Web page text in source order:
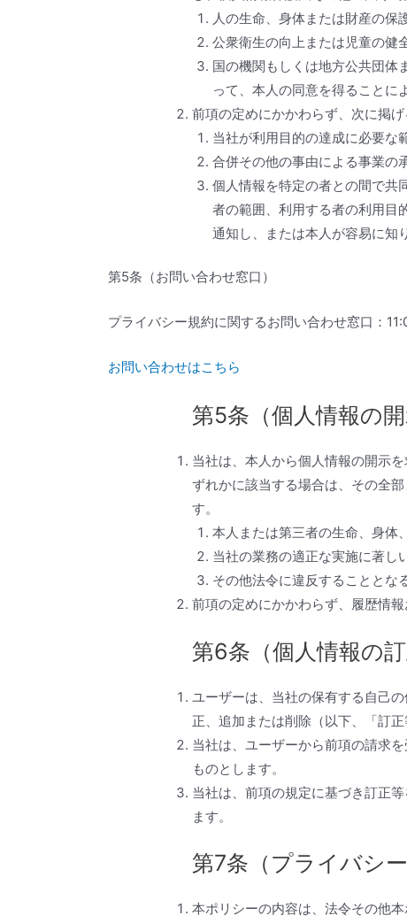
人の生命、身体または財産の保
公衆衛生の向上または児童の健
国の機関もしくは地方公共団体
って、本人の同意を得ることに
前項の定めにかかわらず、次に掲
当社が利用目的の達成に必要な
合併その他の事由による事業の
個人情報を特定の者との間で共
者の範囲、利用する者の利用目
通知し、または本人が容易に知
第5条（お問い合わせ窓口）
プライバシー規約に関するお問い合わせ窓口：
お問い合わせはこちら
第5条（個人情報の開
当社は、本人から個人情報の開示
ずれかに該当する場合は、その全
す。
本人または第三者の生命、身体
当社の業務の適正な実施に著し
その他法令に違反することとな
前項の定めにかかわらず、履歴情
第6条（個人情報の
ユーザーは、当社の保有する自己
正、追加または削除（以下、「訂
当社は、ユーザーから前項の請求
ものとします。
当社は、前項の規定に基づき訂正
ます。
第7条（プライバシ
本ポリシーの内容は、法令その他